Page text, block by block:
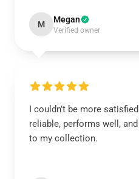
M Megan
Verified owner
I couldn’t be more
reliable, performs well,
to my collection.